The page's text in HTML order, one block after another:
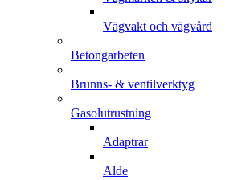
Vägvakt och vägvård
Betongarbeten
Brunns- & ventilverktyg
Gasolutrustning
Adaptrar
Alde